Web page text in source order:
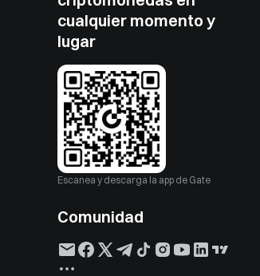
cualquier momento y
lugar
Escanea y descarga la app de Gate
Comunidad